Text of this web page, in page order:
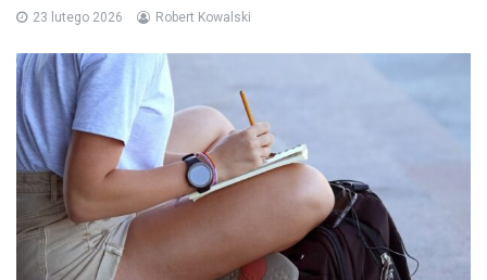
23 lutego 2026 Robert Kowalski